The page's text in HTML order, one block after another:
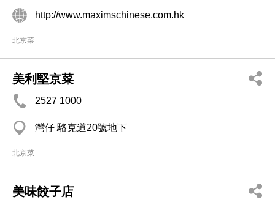
http://www.maximschinese.com.hk
北京菜
美利堅京菜
2527 1000
灣仔 駱克道20號地下
北京菜
美味餃子店